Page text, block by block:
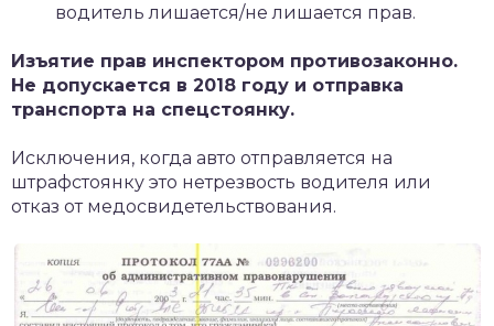
водитель лишается/не лишается прав.
Изъятие прав инспектором противозаконно.
Не допускается в 2018 году и отправка
транспорта на спецстоянку.
Исключения, когда авто отправляется на
штрафстоянку это нетрезвость водителя или
отказ от медосвидетельствования.